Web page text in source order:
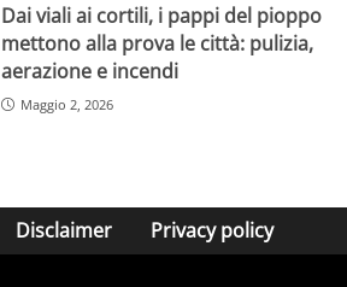
Dai viali ai cortili, i pappi del pioppo
mettono alla prova le città: pulizia,
aerazione e incendi
Maggio 2, 2026
Disclaimer Privacy policy